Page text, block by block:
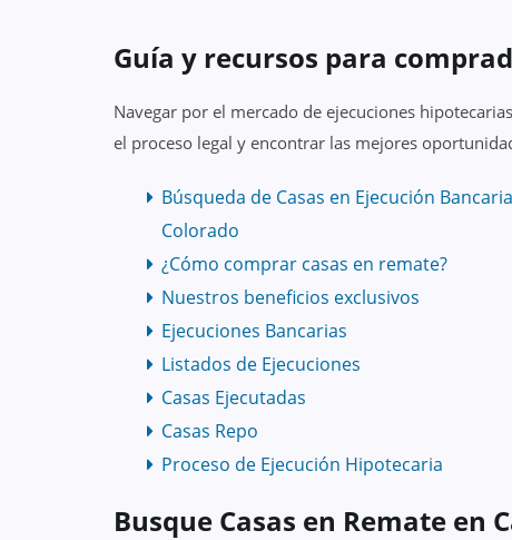
Guía y recursos para
Navegar por el mercado de ejecuciones
el proceso legal y encontrar las mejores
Búsqueda de Casas en Ejecución
Colorado
¿Cómo comprar casas en remate?
Nuestros beneficios exclusivos
Ejecuciones Bancarias
Listados de Ejecuciones
Casas Ejecutadas
Casas Repo
Proceso de Ejecución Hipotecaria
Busque Casas en Remate en